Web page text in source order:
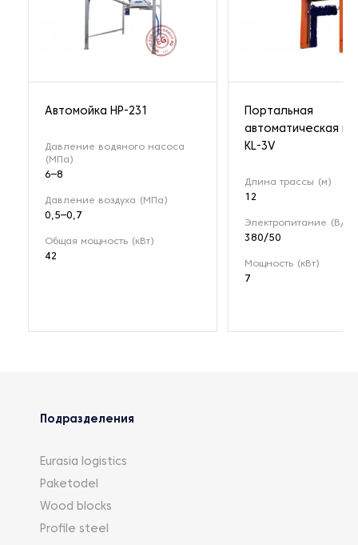
Автомойка HP-231
Давление водяного насоса
(МПа)
6–8
Давление воздуха (МПа)
0,5–0,7
Общая мощность (кВт)
42
Портальная
автоматическая
KL-3V
Длина трассы (м)
12
Электропитание (В/Гц)
380/50
Мощность (кВт)
7
Подразделения
Eurasia logistics
Paketodel
Wood blocks
Profile steel